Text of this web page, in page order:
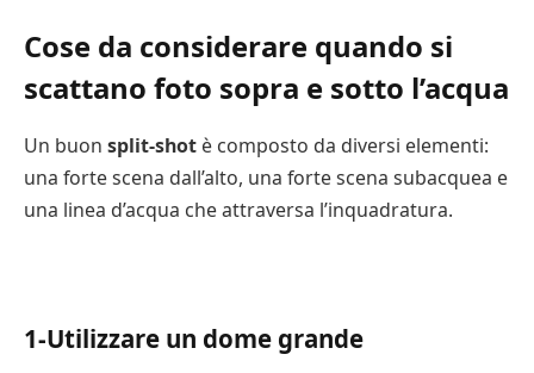
Cose da considerare quando si
scattano foto sopra e sotto l’acqua
Un buon split-shot è composto da diversi elementi:
una forte scena dall’alto, una forte scena subacquea e
una linea d’acqua che attraversa l’inquadratura.
1-Utilizzare un dome grande